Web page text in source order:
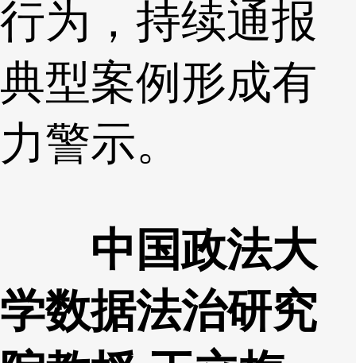
行为，持续通报
典型案例形成有
力警示。
中国政法大
学数据法治研究